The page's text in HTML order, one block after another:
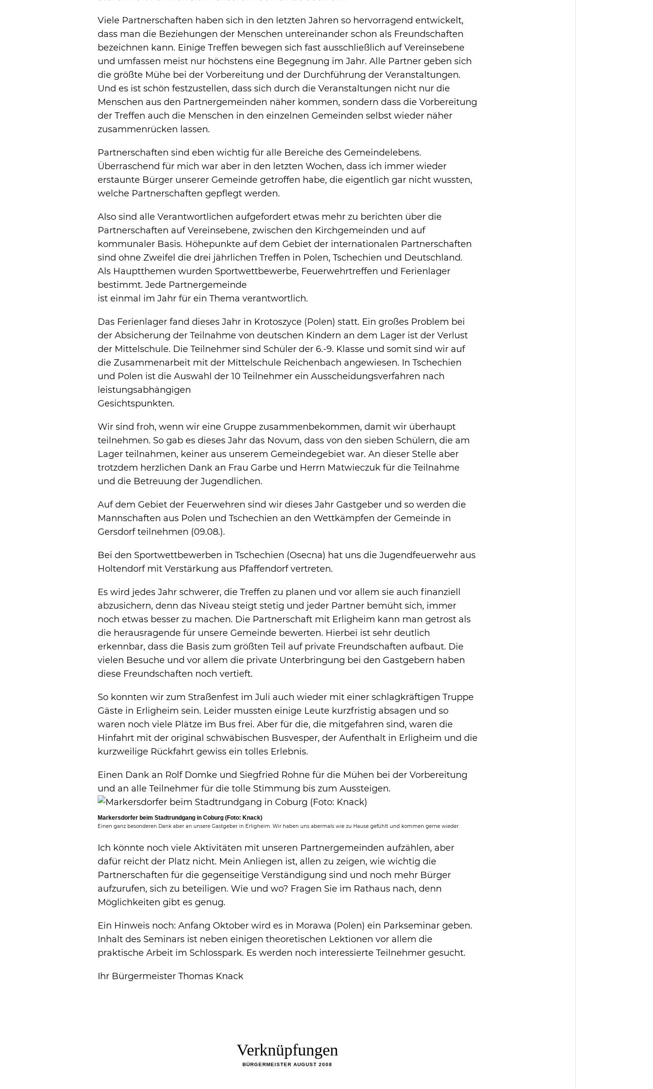
Viele Partnerschaften haben sich in den letzten Jahren so hervorragend entwickelt,
dass man die Beziehungen der Menschen untereinander schon als Freundschaften
bezeichnen kann. Einige Treffen bewegen sich fast ausschließlich auf Vereinsebene
und umfassen meist nur höchstens eine Begegnung im Jahr. Alle Partner geben sich
die größte Mühe bei der Vorbereitung und der Durchführung der Veranstaltungen.
Und es ist schön festzustellen, dass sich durch die Veranstaltungen nicht nur die
Menschen aus den Partnergemeinden näher kommen, sondern dass die Vorbereitung
der Treffen auch die Menschen in den einzelnen Gemeinden selbst wieder näher
zusammenrücken lassen.
Partnerschaften sind eben wichtig für alle Bereiche des Gemeindelebens.
Überraschend für mich war aber in den letzten Wochen, dass ich immer wieder
erstaunte Bürger unserer Gemeinde getroffen habe, die eigentlich gar nicht wussten,
welche Partnerschaften gepflegt werden.
Also sind alle Verantwortlichen aufgefordert etwas mehr zu berichten über die
Partnerschaften auf Vereinsebene, zwischen den Kirchgemeinden und auf
kommunaler Basis. Höhepunkte auf dem Gebiet der internationalen Partnerschaften
sind ohne Zweifel die drei jährlichen Treffen in Polen, Tschechien und Deutschland.
Als Hauptthemen wurden Sportwettbewerbe, Feuerwehrtreffen und Ferienlager
bestimmt. Jede Partnergemeinde
ist einmal im Jahr für ein Thema verantwortlich.
Das Ferienlager fand dieses Jahr in Krotoszyce (Polen) statt. Ein großes Problem bei
der Absicherung der Teilnahme von deutschen Kindern an dem Lager ist der Verlust
der Mittelschule. Die Teilnehmer sind Schüler der 6.-9. Klasse und somit sind wir auf
die Zusammenarbeit mit der Mittelschule Reichenbach angewiesen. In Tschechien
und Polen ist die Auswahl der 10 Teilnehmer ein Ausscheidungsverfahren nach
leistungsabhängigen
Gesichtspunkten.
Wir sind froh, wenn wir eine Gruppe zusammenbekommen, damit wir überhaupt
teilnehmen. So gab es dieses Jahr das Novum, dass von den sieben Schülern, die am
Lager teilnahmen, keiner aus unserem Gemeindegebiet war. An dieser Stelle aber
trotzdem herzlichen Dank an Frau Garbe und Herrn Matwieczuk für die Teilnahme
und die Betreuung der Jugendlichen.
Auf dem Gebiet der Feuerwehren sind wir dieses Jahr Gastgeber und so werden die
Mannschaften aus Polen und Tschechien an den Wettkämpfen der Gemeinde in
Gersdorf teilnehmen (09.08.).
Bei den Sportwettbewerben in Tschechien (Osecna) hat uns die Jugendfeuerwehr aus
Holtendorf mit Verstärkung aus Pfaffendorf vertreten.
Es wird jedes Jahr schwerer, die Treffen zu planen und vor allem sie auch finanziell
abzusichern, denn das Niveau steigt stetig und jeder Partner bemüht sich, immer
noch etwas besser zu machen. Die Partnerschaft mit Erligheim kann man getrost als
die herausragende für unsere Gemeinde bewerten. Hierbei ist sehr deutlich
erkennbar, dass die Basis zum größten Teil auf private Freundschaften aufbaut. Die
vielen Besuche und vor allem die private Unterbringung bei den Gastgebern haben
diese Freundschaften noch vertieft.
So konnten wir zum Straßenfest im Juli auch wieder mit einer schlagkräftigen Truppe
Gäste in Erligheim sein. Leider mussten einige Leute kurzfristig absagen und so
waren noch viele Plätze im Bus frei. Aber für die, die mitgefahren sind, waren die
Hinfahrt mit der original schwäbischen Busvesper, der Aufenthalt in Erligheim und die
kurzweilige Rückfahrt gewiss ein tolles Erlebnis.
Einen Dank an Rolf Domke und Siegfried Rohne für die Mühen bei der Vorbereitung
und an alle Teilnehmer für die tolle Stimmung bis zum Aussteigen.
Markersdorfer beim Stadtrundgang in Coburg (Foto: Knack)
Einen ganz besonderen Dank aber an unsere Gastgeber in Erligheim. Wir haben uns abermals wie zu Hause gefühlt und kommen gerne wieder.
Ich könnte noch viele Aktivitäten mit unseren Partnergemeinden aufzählen, aber
dafür reicht der Platz nicht. Mein Anliegen ist, allen zu zeigen, wie wichtig die
Partnerschaften für die gegenseitige Verständigung sind und noch mehr Bürger
aufzurufen, sich zu beteiligen. Wie und wo? Fragen Sie im Rathaus nach, denn
Möglichkeiten gibt es genug.
Ein Hinweis noch: Anfang Oktober wird es in Morawa (Polen) ein Parkseminar geben.
Inhalt des Seminars ist neben einigen theoretischen Lektionen vor allem die
praktische Arbeit im Schlosspark. Es werden noch interessierte Teilnehmer gesucht.
Ihr Bürgermeister Thomas Knack
Verknüpfungen
BÜRGERMEISTER AUGUST 2008